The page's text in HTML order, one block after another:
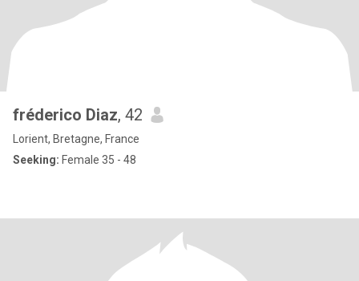
fréderico Diaz, 42
Lorient, Bretagne, France
Seeking: Female 35 - 48